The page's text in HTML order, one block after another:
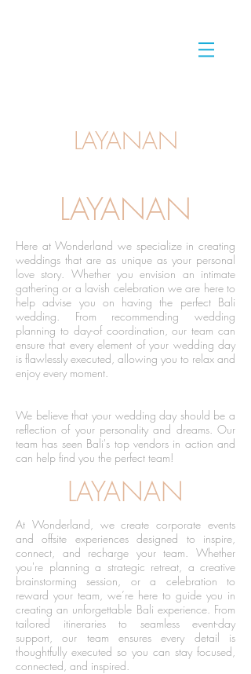
LAYANAN
LAYANAN
Here at Wonderland we specialize in creating
weddings that are as unique as your personal
love story. Whether you envision an intimate
gathering or a lavish celebration we are here to
help advise you on having the perfect Bali
wedding. From recommending wedding
planning to day-of coordination, our team can
ensure that every element of your wedding day
is flawlessly executed, allowing you to relax and
enjoy every moment.
We believe that your wedding day should be a
reflection of your personality and dreams. Our
team has seen Bali's top vendors in action and
can help find you the perfect team!
LAYANAN
At Wonderland, we create corporate events
and offsite experiences designed to inspire,
connect, and recharge your team. Whether
you're planning a strategic retreat, a creative
brainstorming session, or a celebration to
reward your team, we’re here to guide you in
creating an unforgettable Bali experience. From
tailored itineraries to seamless event-day
support, our team ensures every detail is
thoughtfully executed so you can stay focused,
connected, and inspired.